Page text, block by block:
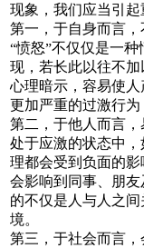
现象，我们应当引起
第一，于自身而言，
“愤怒”不仅仅是一种
现，若长此以往不
心理暗示，容易使
更加严重的过激行为
第二，于他人而言，
处于应激的状态中
理都会受到负面的
会影响到同事、朋
的不仅是人与人之
境。
第三，于社会而言，